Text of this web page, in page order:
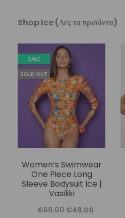
Shop Ice (Δες τα προϊόντα)
SALE
SOLD OUT
Women’s Swimwear
One Piece Long
Sleeve Bodysuit Ice |
Vasiliki
€69,00 Original
€49,00Η